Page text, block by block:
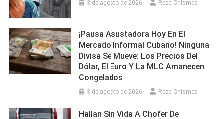
3 de agosto de 2026 Repa Chismes
¡Pausa Asustadora Hoy En El
Mercado Informal Cubano! Ninguna
Divisa Se Mueve: Los Precios Del
Dólar, El Euro Y La MLC Amanecen
Congelados
3 de agosto de 2026 Repa Chismes
Hallan Sin Vida A Chofer De